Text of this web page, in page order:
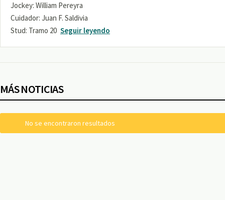
Jockey: William Pereyra
Cuidador: Juan F. Saldivia
Stud: Tramo 20 Seguir leyendo
MÁS NOTICIAS
No se encontraron resultados